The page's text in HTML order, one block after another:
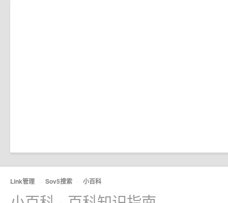
Link管理 · Sov5搜索 · 小百科